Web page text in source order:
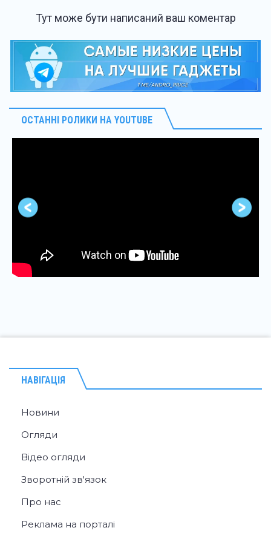
Тут може бути написаний ваш коментар
ОСТАННІ РОЛИКИ НА YOUTUBE
НАВІГАЦІЯ
Новини
Огляди
Відео огляди
Зворотній зв'язок
Про нас
Реклама на порталі